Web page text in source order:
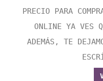
PRECIO PARA
ONLINE YA VES
ADEMÁS, TE